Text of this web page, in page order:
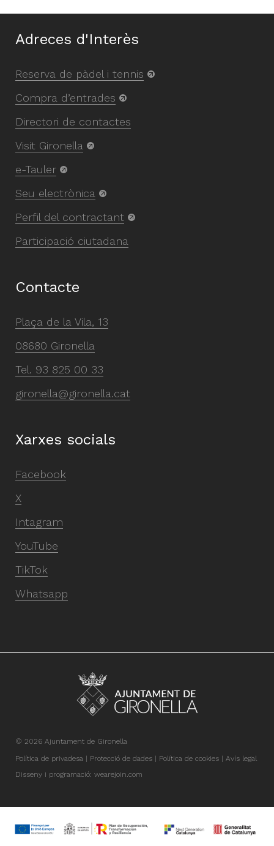
Adreces d'Interès
Reserva de pàdel i tennis
Compra d’entrades
Directori de contactes
Visit Gironella
e-Tauler
Seu electrònica
Perfil del contractant
Participació ciutadana
Contacte
Plaça de la Vila, 13
08680 Gironella
Tel. 93 825 00 33
gironella@gironella.cat
Xarxes socials
Facebook
X
Intagram
YouTube
TikTok
Whatsapp
© 2026 Ajuntament de Gironella
Política de privadesa
Protecció de dades Política de cookies
Avís legal
Disseny i programació: wearejoin.com